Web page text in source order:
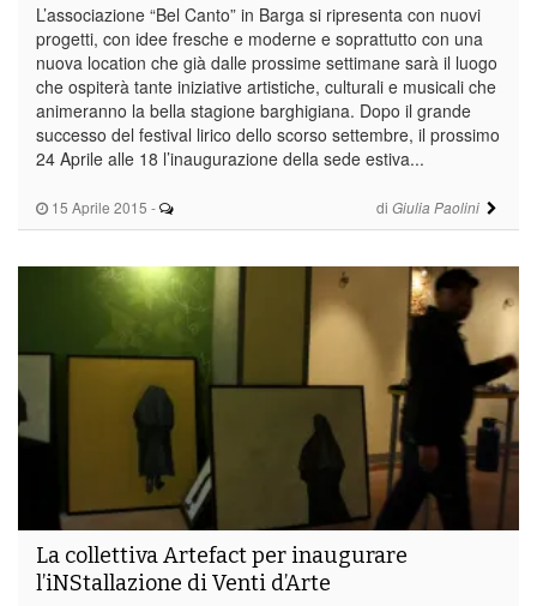
15 Aprile 2015 - di Giulia Paolini
L’associazione “Bel Canto” in Barga si ripresenta con nuovi
progetti, con idee fresche e moderne e soprattutto con una
nuova location che già dalle prossime settimane sarà il luogo
che ospiterà tante iniziative artistiche, culturali e musicali che
animeranno la bella stagione barghigiana. Dopo il grande
successo del festival lirico dello scorso settembre, il prossimo
24 Aprile alle 18 l’inaugurazione della sede estiva...
La collettiva Artefact per inaugurare
l’iNStallazione di Venti d’Arte